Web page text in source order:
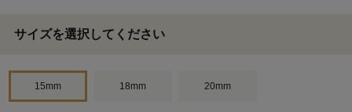
サイズを選択してください
15mm 18mm 20mm